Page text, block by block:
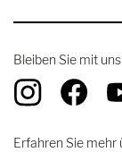
Bleiben Sie mit
Erfahren Sie mehr